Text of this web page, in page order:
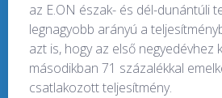
az E.ON észak- és dél-dunántúli
legnagyobb arányú a
azt is, hogy az első negyedévhez
másodikban 71 százalékkal
csatlakozott teljesítmény.